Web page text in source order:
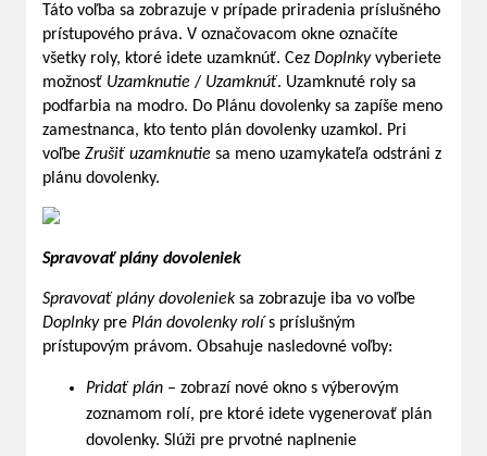
Táto voľba sa zobrazuje v prípade priradenia príslušného
prístupového práva. V označovacom okne označíte
všetky roly, ktoré idete uzamknúť. Cez Doplnkyvyberiete
možnosť Uzamknutie / Uzamknúť. Uzamknuté roly sa
podfarbia na modro. Do Plánu dovolenky sa zapíše meno
zamestnanca, kto tento plán dovolenky uzamkol. Pri
voľbe Zrušiť uzamknutie sa meno uzamykateľa odstráni z
plánu dovolenky.
Spravovať plány dovoleniek
Spravovať plány dovolenieksa zobrazuje iba vo voľbe
Doplnkypre Plán dovolenky rolís príslušným
prístupovým právom. Obsahuje nasledovné voľby:
Pridať plán – zobrazí nové okno s výberovým
zoznamom rolí, pre ktoré idete vygenerovať plán
dovolenky. Slúži pre prvotné naplnenie